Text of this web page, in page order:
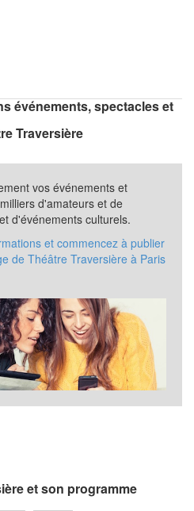
événements, spectacles et
Traversière
vos événements et
d'amateurs et de
d'événements culturels.
et commencez à publier
de Théâtre Traversière à Paris
et son programme